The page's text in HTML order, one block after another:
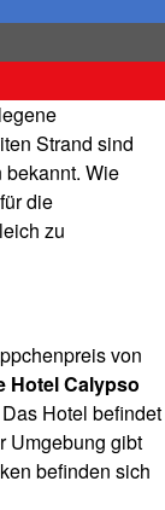
Strand sind
bekannt. Wie
die
zu
von
Hotel Calypso
Hotel befindet
Umgebung gibt
befinden sich